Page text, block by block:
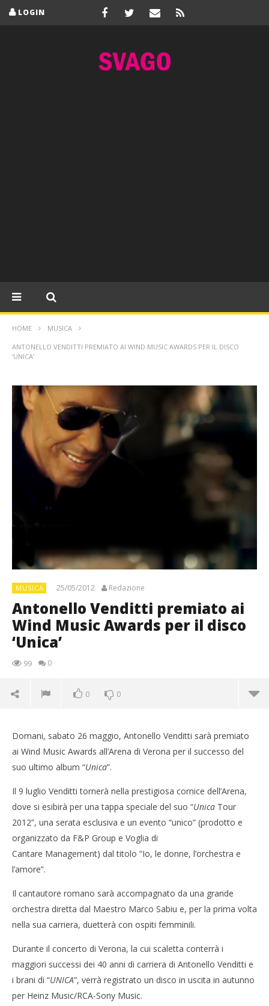
LOGIN
HOME MUSICA
ANTONELLO VENDITTI PREMIATO AI WIND MUSIC AWARDS PER IL DISCO
‘UNICA’
MUSICA 25/05/2012 Redazione
Antonello Venditti premiato ai
Wind Music Awards per il disco
‘Unica’
99 0
0 0
Antonello Venditti premiato ai Wind Music Awards
per il disco ‘Unica’
25/05/2012
Domani, sabato 26 maggio, Antonello Venditti sarà premiato
ai Wind Music Awards all’Arena di Verona per il successo del
suo ultimo album “Unica”.
Il 9 luglio Venditti tornerà nella prestigiosa cornice dell’Arena,
dove si esibirà per una tappa speciale del suo “Unica Tour
2012”, una serata esclusiva e un evento “unico” (prodotto e
organizzato da F&P Group e Voglia di
Cantare Management) dal titolo “Io, le donne, l’orchestra e
l’amore”.
Il cantautore romano sarà accompagnato da una grande
orchestra diretta dal Maestro Marco Sabiu e, per la prima volta
nella sua carriera, duetterà con ospiti femminili.
Durante il concerto di Verona, la cui scaletta conterrà i
maggiori successi dei 40 anni di carriera di Antonello Venditti e
i brani di “UNICA”, verrà registrato un disco in uscita in autunno
per Heinz Music/RCA-Sony Music.